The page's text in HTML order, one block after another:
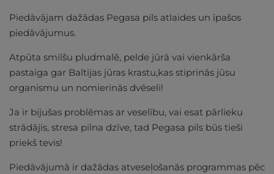
Piedāvājam dažādas Pegasa pils atlaides un īpašos
piedāvājumus.
Atpūta smilšu pludmalē, pelde jūrā vai vienkārša
pastaiga gar Baltijas jūras krastu,kas stiprinās jūsu
organismu un nomierinās dvēseli!
Ja ir bijušas problēmas ar veselību, vai esat pārlieku
strādājis, stresa pilna dzīve, tad Pegasa pils būs tieši
priekš tevis!
Piedāvājumā ir dažādas atveseļošanās programmas pēc